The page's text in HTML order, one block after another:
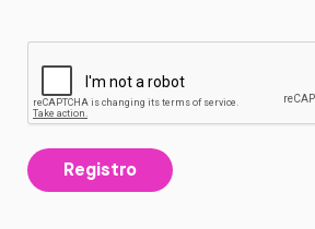
Registro